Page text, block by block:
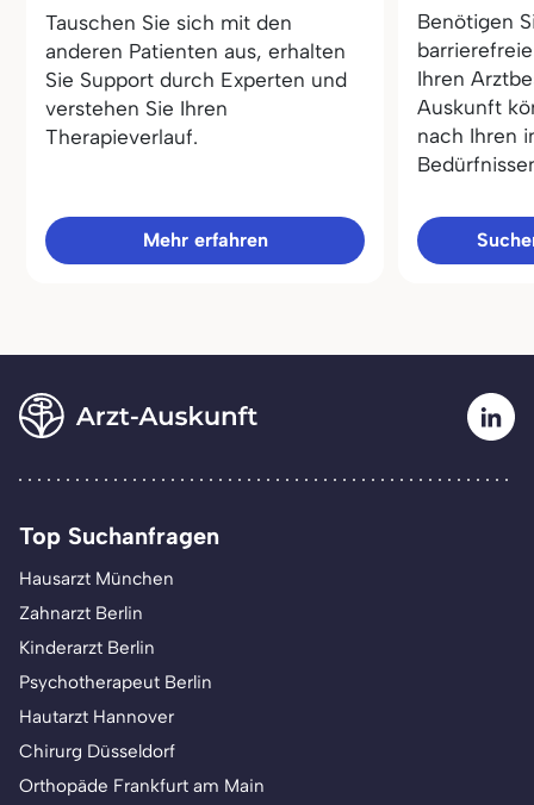
Tauschen Sie sich mit den
anderen Patienten aus, erhalten
Sie Support durch Experten und
verstehen Sie Ihren
Therapieverlauf.
Mehr erfahren
Benötigen
Ihren
Auskunft
nach Ihren
Top Suchanfragen
Hausarzt München
Zahnarzt Berlin
Kinderarzt Berlin
Psychotherapeut Berlin
Hautarzt Hannover
Chirurg Düsseldorf
Orthopäde Frankfurt am Main